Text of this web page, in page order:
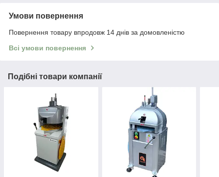
Умови повернення
Повернення товару впродовж 14 днів за домовленістю
Всі умови повернення
Подібні товари компанії